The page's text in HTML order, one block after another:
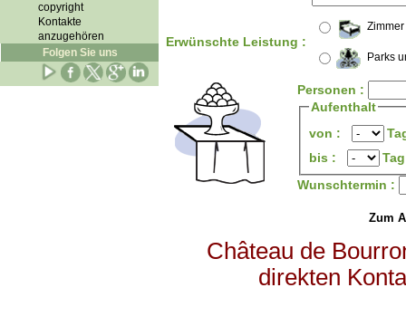
copyright
Kontakte
anzugehören
Folgen Sie uns
Erwünschte Leistung :
Zimmer
Parks
Personen :
Aufenthalt
von :
bis :
Tag
Wunschtermin :
Zum
Château de
direkten